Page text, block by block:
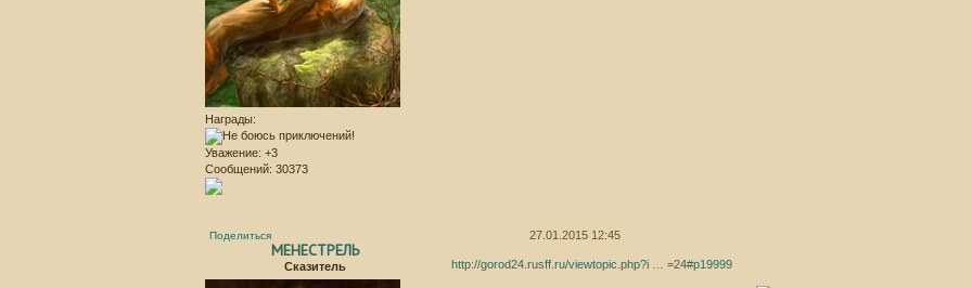
Награды:
Уважение: +3
Сообщений: 30373
Поделиться 27.01.2015 12:45
МЕНЕСТРЕЛЬ
Сказитель http://gorod24.rusff.ru/viewtopic.php?i … =24#p19999